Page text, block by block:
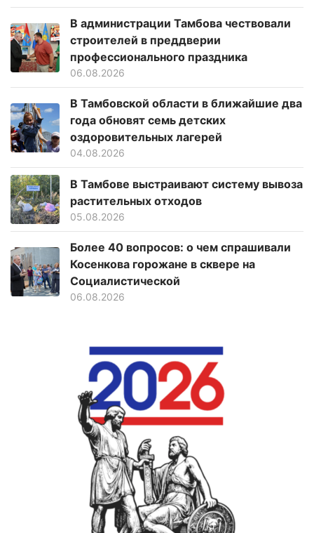
В администрации Тамбова чествовали
строителей в преддверии
профессионального праздника
06.08.2026
В Тамбовской области в ближайшие два
года обновят семь детских
оздоровительных лагерей
04.08.2026
В Тамбове выстраивают систему вывоза
растительных отходов
05.08.2026
Более 40 вопросов: о чем спрашивали
Косенкова горожане в сквере на
Социалистической
06.08.2026